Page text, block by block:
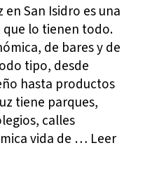
en San Isidro es una
que lo tienen todo.
de bares y de
tipo, desde
hasta productos
tiene parques,
calles
vida de … Leer